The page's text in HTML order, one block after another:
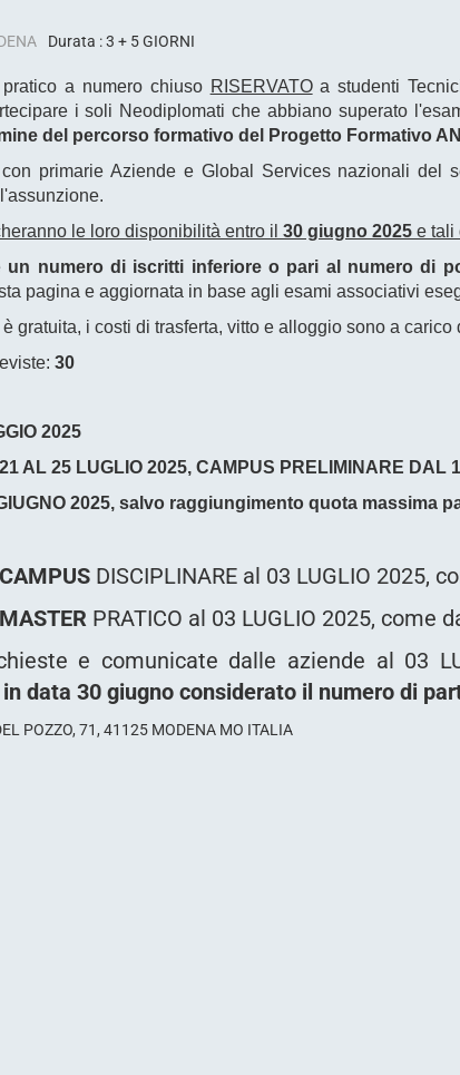
Durata : 3 + 5 GIORNI
pratico a numero chiusoRISERVATOa studenti
i soli Neodiplomati che abbiano superato
del percorso formativo del Progetto Formativo
primarie Aziende e Global Services nazionali del
le loro disponibilità entro il30 giugno 2025e tali
un numero di iscritti inferiore o pari al numero di
pagina e aggiornata in base agli esami associativi
gratuita, i costi di trasferta, vitto e alloggio sono a carico
30
2025
AL 25 LUGLIO 2025, CAMPUS PRELIMINARE DAL
2025, salvo raggiungimento quota massima
CAMPUS DISCIPLINARE al 03 LUGLIO 2025,
MASTER PRATICO al 03 LUGLIO 2025, come
e comunicate dalle aziende al 03
data 30 giugno considerato il numero di
POZZO, 71, 41125 MODENA MO ITALIA